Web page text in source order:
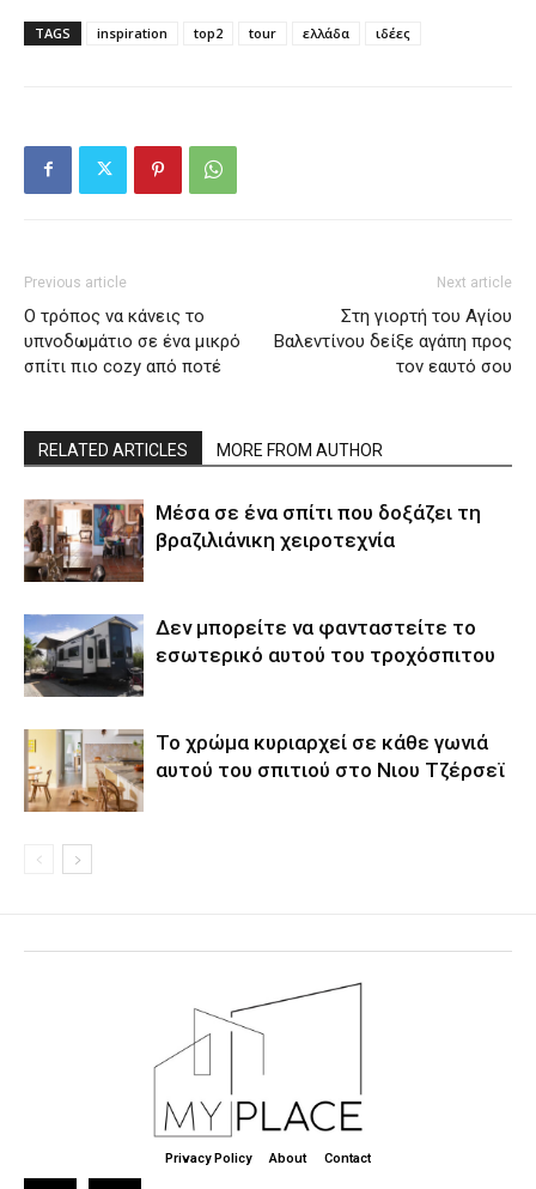
TAGS inspiration top2 tour ελλάδα ιδέες
Previous article
Ο τρόπος να κάνεις το
υπνοδωμάτιο σε ένα μικρό
σπίτι πιο cozy από ποτέ
Next article
Στη γιορτή του Αγίου
Βαλεντίνου δείξε αγάπη προς
τον εαυτό σου
RELATED ARTICLES MORE FROM AUTHOR
Μέσα σε ένα σπίτι που δοξάζει τη
βραζιλιάνικη χειροτεχνία
Δεν μπορείτε να φανταστείτε το
εσωτερικό αυτού του τροχόσπιτου
Το χρώμα κυριαρχεί σε κάθε γωνιά
αυτού του σπιτιού στο Νιου Τζέρσεϊ
Privacy Policy About Contact